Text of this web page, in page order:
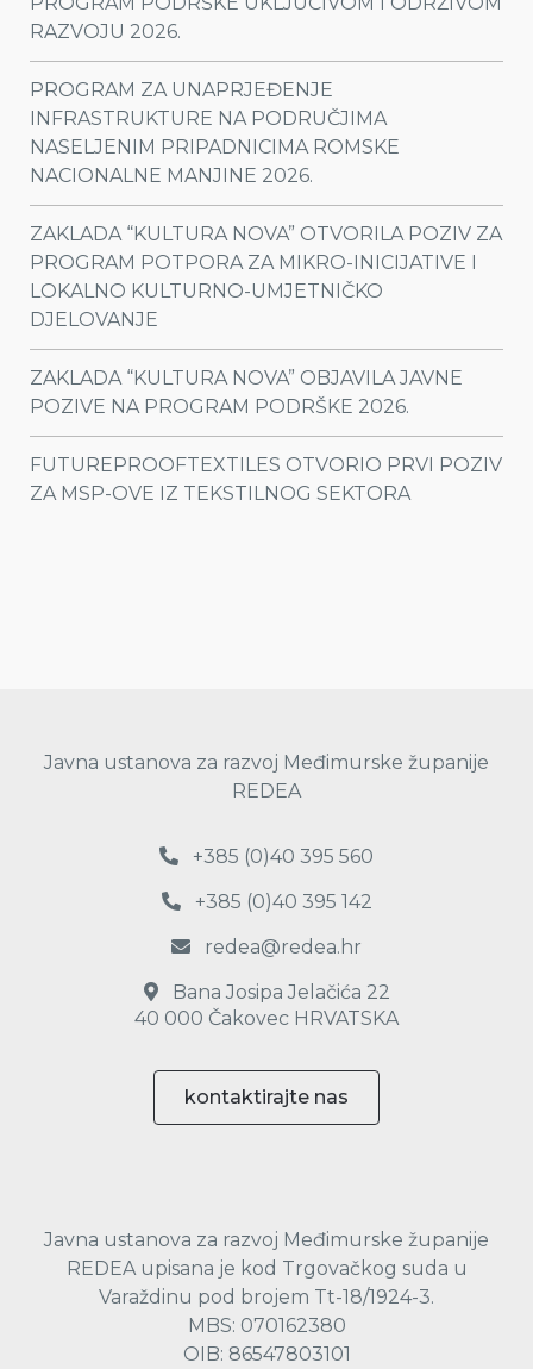
RAZVOJU 2026.
PROGRAM ZA UNAPRJEĐENJE
INFRASTRUKTURE NA PODRUČJIMA
NASELJENIM PRIPADNICIMA ROMSKE
NACIONALNE MANJINE 2026.
ZAKLADA “KULTURA NOVA” OTVORILA POZIV ZA
PROGRAM POTPORA ZA MIKRO-INICIJATIVE I
LOKALNO KULTURNO-UMJETNIČKO
DJELOVANJE
ZAKLADA “KULTURA NOVA” OBJAVILA JAVNE
POZIVE NA PROGRAM PODRŠKE 2026.
FUTUREPROOFTEXTILES OTVORIO PRVI POZIV
ZA MSP-OVE IZ TEKSTILNOG SEKTORA
Javna ustanova za razvoj Međimurske županije
REDEA
+385 (0)40 395 560
+385 (0)40 395 142
redea@redea.hr
Bana Josipa Jelačića 22
40 000 Čakovec HRVATSKA
kontaktirajte nas
Javna ustanova za razvoj Međimurske županije
REDEA upisana je kod Trgovačkog suda u
Varaždinu pod brojem Tt-18/1924-3.
MBS: 070162380
OIB: 86547803101